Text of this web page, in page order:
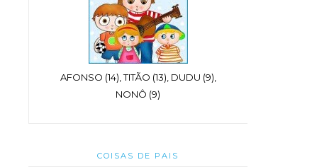
AFONSO (14), TITÃO (13), DUDU (9),
NONÔ (9)
COISAS DE PAIS